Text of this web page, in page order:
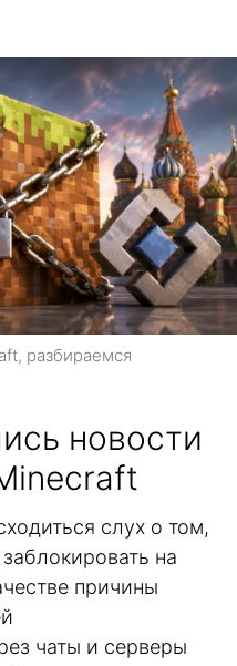
разбираемся
новости
слух о том,
на
причины
чаты и серверы